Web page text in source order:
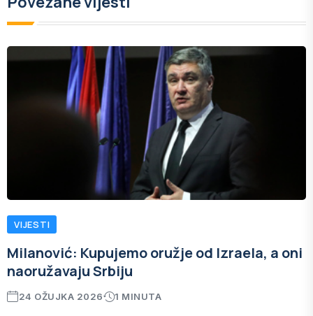
VIJESTI
Milanović: ​Kupujemo oružje od Izraela, a oni
naoružavaju Srbiju
24 OŽUJKA 2026 1 MINUTA